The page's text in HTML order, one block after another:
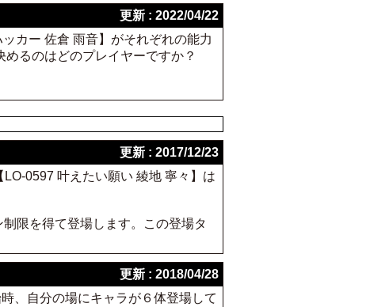
更新 : 2022/04/22
カー 佐倉 雨音】がそれぞれの能力
るのはどのプレイヤーですか？
更新 : 2017/12/23
0597 叶えたい願い 綾地 寧々】は
限を得て登場します。この登場タ
更新 : 2018/04/28
、自分の場にキャラが６体登場して